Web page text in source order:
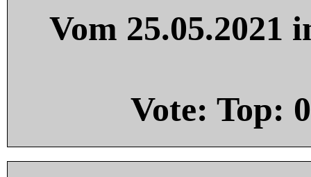
Vom 25.05.2021
Vote: Top: 0